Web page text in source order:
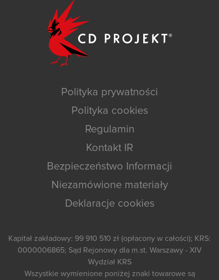
Polityka prywatności
Polityka cookies
Regulamin
Kontakt IR
Bezpieczeństwo Informacji
Niezamówione materiały
Deklaracje cookies
Kapitał zakładowy: 99 910 510 zł (opłacony w całości); KRS:
0000006865; Sąd Rejonowy dla m.st. Warszawy - XIV
Wydział KRS
Wszystkie wymienione poniżej znaki towarowe są